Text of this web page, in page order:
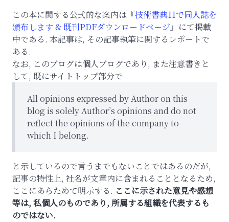
この本に関する公式的な案内は『技術書典11で同人誌を
頒布します & 既刊PDFダウンロードページ』にて掲載
中である. 本記事は, その記事執筆に関するレポートで
ある.
なお, このブログは個人ブログであり, また注意書きと
して, 既にサイトトップ部分で
All opinions expressed by Author on this
blog is solely Author’s opinions and do not
reflect the opinions of the company to
which I belong.
と示しているので言うまでもないことではあるのだが,
記事の特性上, 社名が文章内に含まれることとなるため,
ここにあらためて明示する. ここに示された意見や感想
等は, 私個人のものであり, 所属する組織を代表するも
のではない.